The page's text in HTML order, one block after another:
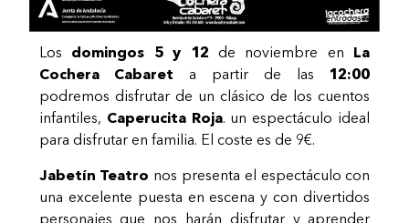
Los domingos 5 y 12 de noviembre en La
Cochera Cabaret a partir de las 12:00
podremos disfrutar de un clásico de los cuentos
infantiles, Caperucita Roja. un espectáculo ideal
para disfrutar en familia. El coste es de 9€.
Jabetín Teatro nos presenta el espectáculo con
una excelente puesta en escena y con divertidos
personajes que nos harán disfrutar y aprender